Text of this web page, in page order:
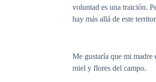
voluntad es una traición.
hay más allá de este
Me gustaría que mi madre
miel y flores del campo.